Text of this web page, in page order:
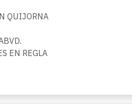
QUIJORNA
EN REGLA